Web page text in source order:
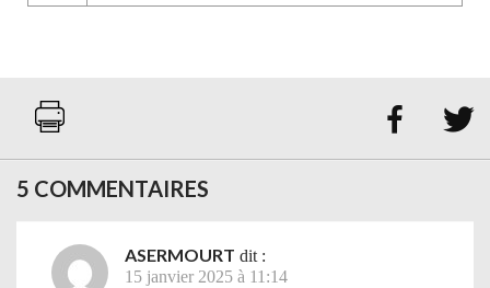
 
5 COMMENTAIRES
ASERMOURT dit :
15 janvier 2025 à 11:14